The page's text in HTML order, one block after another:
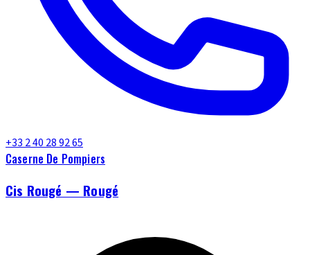
+33 2 40 28 92 65
Caserne De Pompiers
Cis Rougé — Rougé